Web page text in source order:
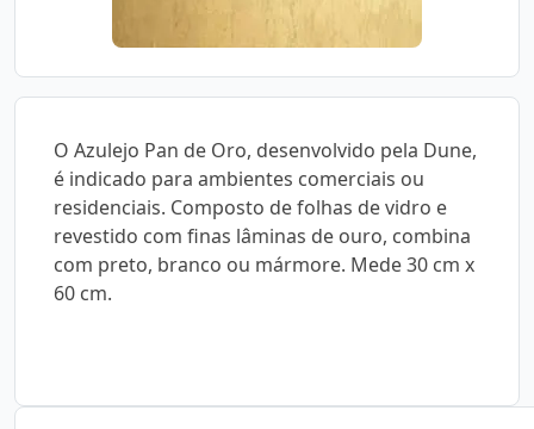
O Azulejo Pan de Oro, desenvolvido pela Dune,
é indicado para ambientes comerciais ou
residenciais. Composto de folhas de vidro e
revestido com finas lâminas de ouro, combina
com preto, branco ou mármore. Mede 30 cm x
60 cm.